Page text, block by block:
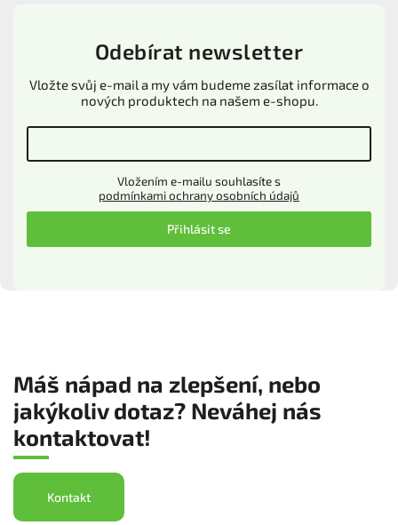
Odebírat newsletter
Vložte svůj e-mail a my vám budeme zasílat informace o
nových produktech na našem e-shopu.
podmínkami ochrany osobních údajů
Přihlásit se
Máš nápad na zlepšení, nebo
jakýkoliv dotaz? Neváhej nás
kontaktovat!
Kontakt